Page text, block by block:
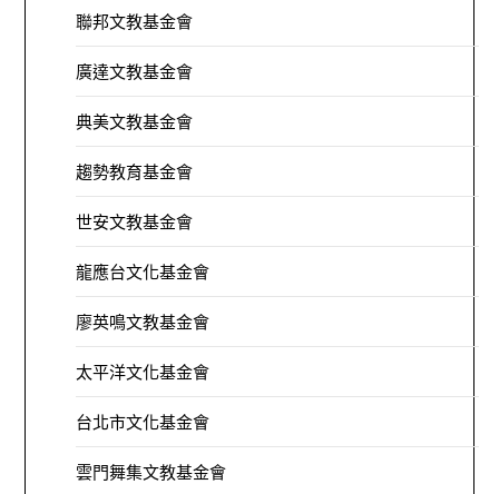
聯邦文教基金會
廣達文教基金會
典美文教基金會
趨勢教育基金會
世安文教基金會
龍應台文化基金會
廖英鳴文教基金會
太平洋文化基金會
台北市文化基金會
雲門舞集文教基金會